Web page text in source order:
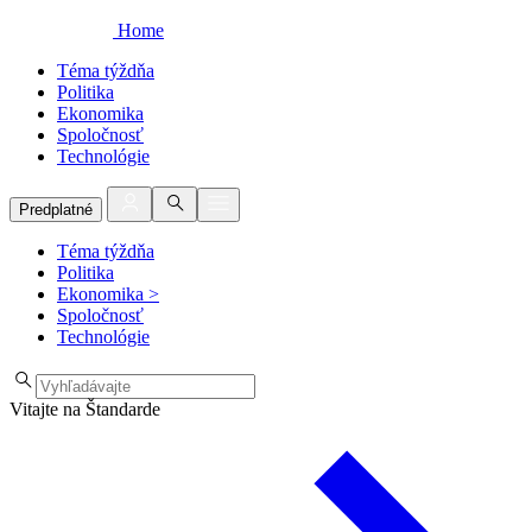
Home
Téma týždňa
Politika
Ekonomika
Spoločnosť
Technológie
Predplatné
Téma týždňa
Politika
Ekonomika >
Spoločnosť
Technológie
Vitajte na Štandarde